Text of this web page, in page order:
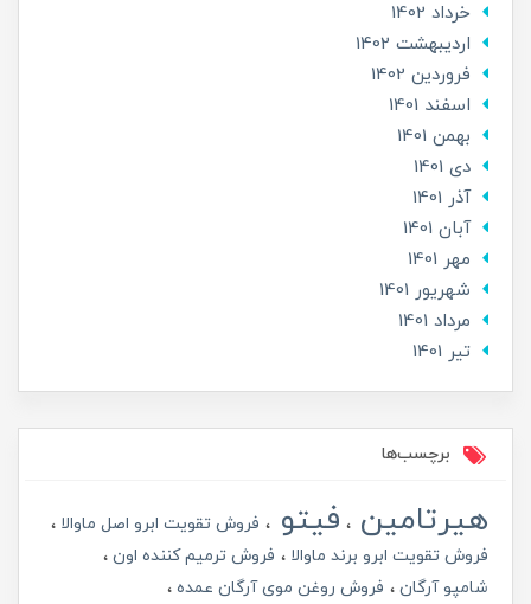
خرداد 1402
ارديبهشت 1402
فروردین 1402
اسفند 1401
بهمن 1401
دی 1401
آذر 1401
آبان 1401
مهر 1401
شهریور 1401
مرداد 1401
تير 1401
برچسب‌ها
هیرتامین فیتو
فروش تقویت ابرو اصل ماوالا
فروش تقویت ابرو برند ماوالا
فروش ترمیم کننده اون
شامپو آرگان
فروش روغن موی آرگان عمده